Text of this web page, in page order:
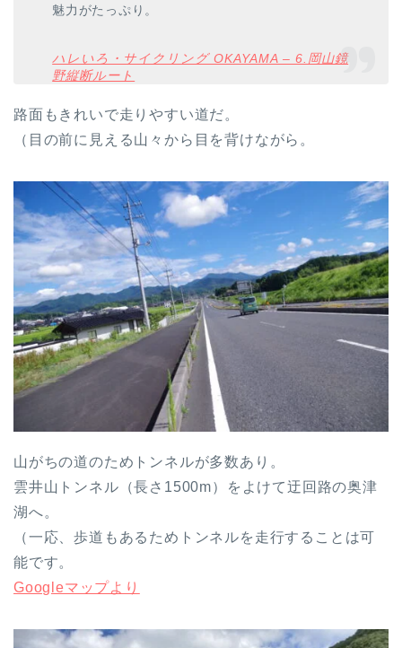
魅力がたっぷり。
ハレいろ・サイクリング OKAYAMA – 6.岡山鏡
野縦断ルート
路面もきれいで走りやすい道だ。
（目の前に見える山々から目を背けながら。
山がちの道のためトンネルが多数あり。
雲井山トンネル（長さ1500m）をよけて迂回路の奥津
湖へ。
（一応、歩道もあるためトンネルを走行することは可
能です。
Googleマップより